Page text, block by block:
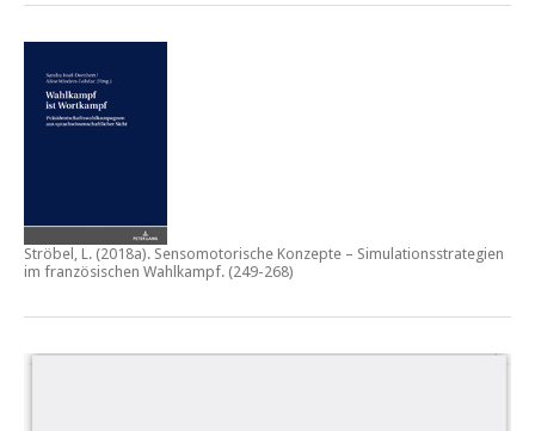
Ströbel, L. (2018a). Sensomotorische Konzepte – Simulationsstrategien
im französischen Wahlkampf. (249-268)